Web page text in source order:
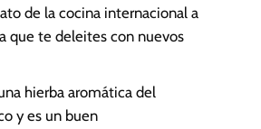
de la cocina internacional a
que te deleites con nuevos
hierba aromática del
y es un buen